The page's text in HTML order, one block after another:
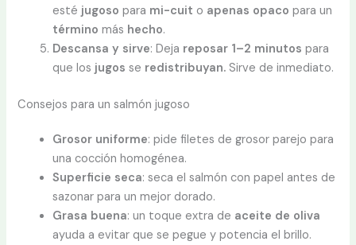
esté jugoso para mi-cuit o apenas opaco para un
término más hecho.
Descansa y sirve: Deja reposar 1–2 minutos para
que los jugos se redistribuyan. Sirve de inmediato.
Consejos para un salmón jugoso
Grosor uniforme: pide filetes de grosor parejo para
una cocción homogénea.
Superficie seca: seca el salmón con papel antes de
sazonar para un mejor dorado.
Grasa buena: un toque extra de aceite de oliva
ayuda a evitar que se pegue y potencia el brillo.